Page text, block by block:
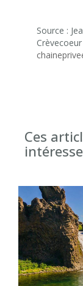
Source :
Crèvecoeur
Ces